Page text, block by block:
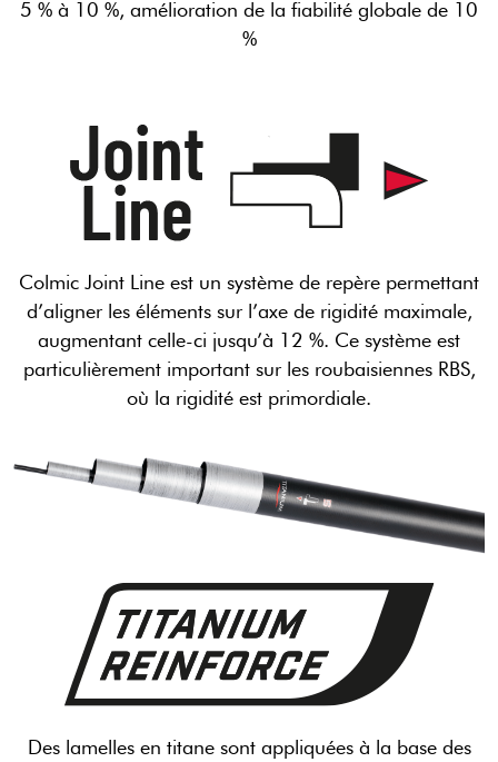
5 % à 10 %, amélioration de la fiabilité globale de 10
%
Colmic Joint Line est un système de repère permettant
d’aligner les éléments sur l’axe de rigidité maximale,
augmentant celle-ci jusqu’à 12 %. Ce système est
particulièrement important sur les roubaisiennes RBS,
où la rigidité est primordiale.
Des lamelles en titane sont appliquées à la base des